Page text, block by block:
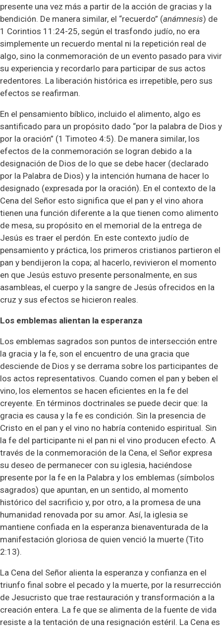
presente una vez más a partir de la acción de gracias y la
bendición. De manera similar, el “recuerdo” (anámnesis) de
1 Corintios 11:24-25, según el trasfondo judío, no era
simplemente un recuerdo mental ni la repetición real de
algo, sino la conmemoración de un evento pasado para vivir
su experiencia y recordarlo para participar de sus actos
redentores. La liberación histórica es irrepetible, pero sus
efectos se reafirman.
En el pensamiento bíblico, incluido el alimento, algo es
santificado para un propósito dado “por la palabra de Dios y
por la oración” (1 Timoteo 4:5). De manera similar, los
efectos de la conmemoración se logran debido a la
designación de Dios de lo que se debe hacer (declarado
por la Palabra de Dios) y la intención humana de hacer lo
designado (expresada por la oración). En el contexto de la
Cena del Señor esto significa que el pan y el vino ahora
tienen una función diferente a la que tienen como alimento
de mesa, su propósito en el memorial de la entrega de
Jesús es traer el perdón. En este contexto judío de
pensamiento y práctica, los primeros cristianos partieron el
pan y bendijeron la copa; al hacerlo, revivieron el momento
en que Jesús estuvo presente personalmente, en sus
asambleas, el cuerpo y la sangre de Jesús ofrecidos en la
cruz y sus efectos se hicieron reales.
Los emblemas alientan la esperanza
Los emblemas sagrados son puntos de intersección entre
la gracia y la fe, son el encuentro de una gracia que
desciende de Dios y se derrama sobre los participantes de
los actos representativos. Cuando comen el pan y beben el
vino, los elementos se hacen eficientes en la fe del
creyente. En términos doctrinales se puede decir que: la
gracia es causa y la fe es condición. Sin la presencia de
Cristo en el pan y el vino no habría contenido espiritual. Sin
la fe del participante ni el pan ni el vino producen efecto. A
través de la conmemoración de la Cena, el Señor expresa
su deseo de permanecer con su iglesia, haciéndose
presente por la fe en la Palabra y los emblemas (símbolos
sagrados) que apuntan, en un sentido, al momento
histórico del sacrificio y, por otro, a la promesa de una
humanidad renovada por su amor. Así, la iglesia se
mantiene confiada en la esperanza bienaventurada de la
manifestación gloriosa de quien venció la muerte (Tito
2:13).
La Cena del Señor alienta la esperanza y confianza en el
triunfo final sobre el pecado y la muerte, por la resurrección
de Jesucristo que trae restauración y transformación a la
creación entera. La fe que se alimenta de la fuente de vida
resiste a la tentación de una resignación estéril. La Cena es